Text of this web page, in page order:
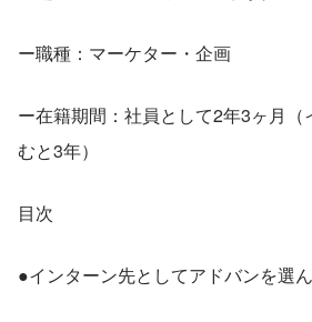
ー職種：マーケター・企画
ー在籍期間：社員として2年3ヶ月（
むと3年）
目次
●インターン先としてアドバンを選